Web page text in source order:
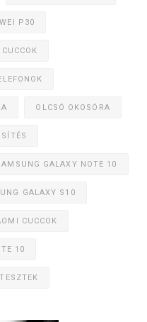
P30
OLCSÓ OKOSÓRA
GALAXY NOTE 10
GALAXY S10
CUCCOK
10